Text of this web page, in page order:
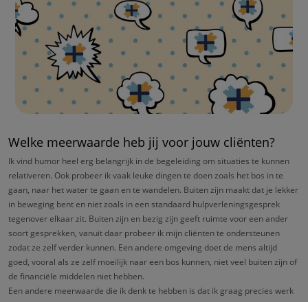
Welke meerwaarde heb jij voor jouw cliënten?
Ik vind humor heel erg belangrijk in de begeleiding om situaties te kunnen
relativeren. Ook probeer ik vaak leuke dingen te doen zoals het bos in te
gaan, naar het water te gaan en te wandelen. Buiten zijn maakt dat je lekker
in beweging bent en niet zoals in een standaard hulpverleningsgesprek
tegenover elkaar zit. Buiten zijn en bezig zijn geeft ruimte voor een ander
soort gesprekken, vanuit daar probeer ik mijn cliënten te ondersteunen
zodat ze zelf verder kunnen. Een andere omgeving doet de mens altijd
goed, vooral als ze zelf moeilijk naar een bos kunnen, niet veel buiten zijn of
de financiële middelen niet hebben.
Een andere meerwaarde die ik denk te hebben is dat ik graag precies werk